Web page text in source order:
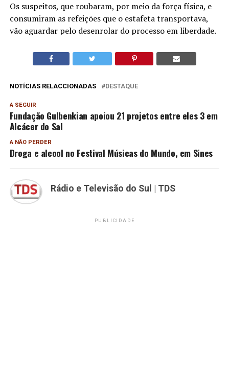
Os suspeitos, que roubaram, por meio da força física, e
consumiram as refeições que o estafeta transportava,
vão aguardar pelo desenrolar do processo em liberdade.
NOTÍCIAS RELACCIONADAS DESTAQUE
A SEGUIR
Fundação Gulbenkian apoiou 21 projetos entre eles 3 em
Alcácer do Sal
A NÃO PERDER
Droga e alcool no Festival Músicas do Mundo, em Sines
Rádio e Televisão do Sul | TDS
PUBLICIDADE